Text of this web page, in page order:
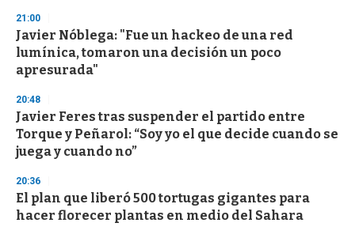
21:00
Javier Nóblega: "Fue un hackeo de una red
lumínica, tomaron una decisión un poco
apresurada"
20:48
Javier Feres tras suspender el partido entre
Torque y Peñarol: “Soy yo el que decide cuando se
juega y cuando no”
20:36
El plan que liberó 500 tortugas gigantes para
hacer florecer plantas en medio del Sahara